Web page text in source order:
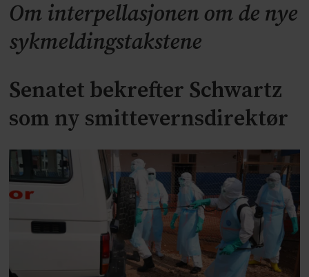
Om interpellasjonen om de nye
sykmeldingstakstene
Senatet bekrefter Schwartz
som ny smittevernsdirektør